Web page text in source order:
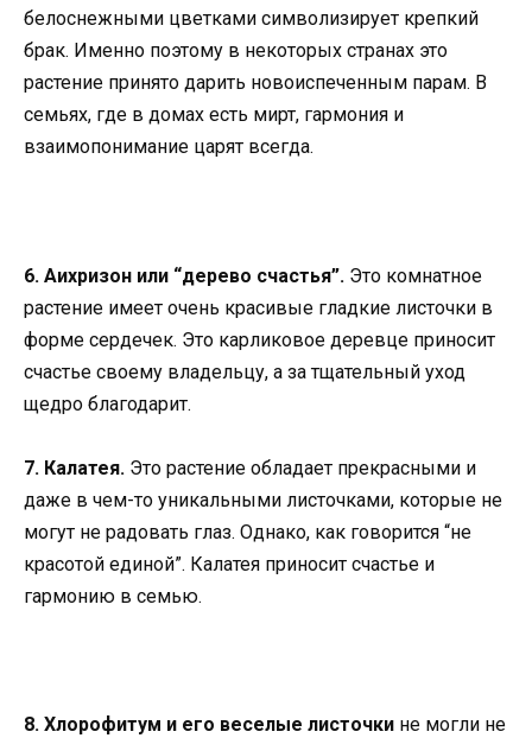
белоснежными цветками символизирует крепкий
брак. Именно поэтому в некоторых странах это
растение принято дарить новоиспеченным парам. В
семьях, где в домах есть мирт, гармония и
взаимопонимание царят всегда.
6. Аихризон или “дерево счастья”. Это комнатное
растение имеет очень красивые гладкие листочки в
форме сердечек. Это карликовое деревце приносит
счастье своему владельцу, а за тщательный уход
щедро благодарит.
7. Калатея. Это растение обладает прекрасными и
даже в чем-то уникальными листочками, которые не
могут не радовать глаз. Однако, как говорится “не
красотой единой”. Калатея приносит счастье и
гармонию в семью.
8. Хлорофитум и его веселые листочки не могли не